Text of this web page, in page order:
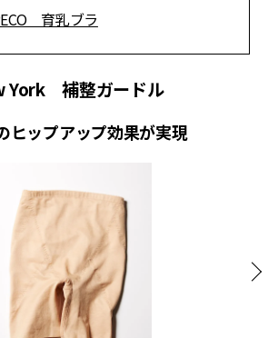
育乳ブラ
York 補整ガードル
ヒップアップ効果が実現